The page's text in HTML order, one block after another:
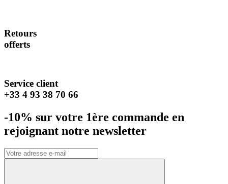
Retours
offerts
Service client
+33 4 93 38 70 66
-10% sur votre 1ère commande en
rejoignant notre newsletter